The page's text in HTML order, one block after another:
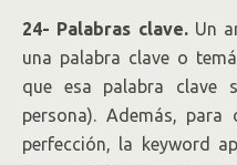
24- Palabras clave.Un
una palabra clave o
que esa palabra clave
persona). Además,
perfección, la keyword